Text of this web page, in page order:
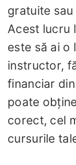
gratuite
Acest lucru
este să ai o
instructor,
financiar
poate
corect, cel
cursurile